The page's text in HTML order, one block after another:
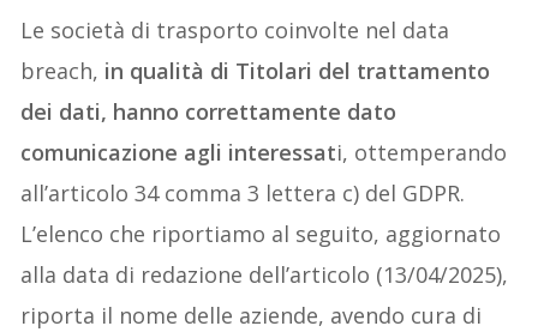
Le società di trasporto coinvolte nel data
breach, in qualità di Titolari del trattamento
dei dati, hanno correttamente dato
comunicazione agli interessati, ottemperando
all’articolo 34 comma 3 lettera c) del GDPR.
L’elenco che riportiamo al seguito, aggiornato
alla data di redazione dell’articolo (13/04/2025),
riporta il nome delle aziende, avendo cura di